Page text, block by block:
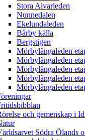
Stora Alvarleden
Nunnedalen
Ekelundaleden
Bårby källa
Bergstigen
Mörbylångaleden
Mörbylångaleden
Mörbylångaleden
Mörbylångaleden
Mörbylångaleden
och gemenskap i
Södra Ölands